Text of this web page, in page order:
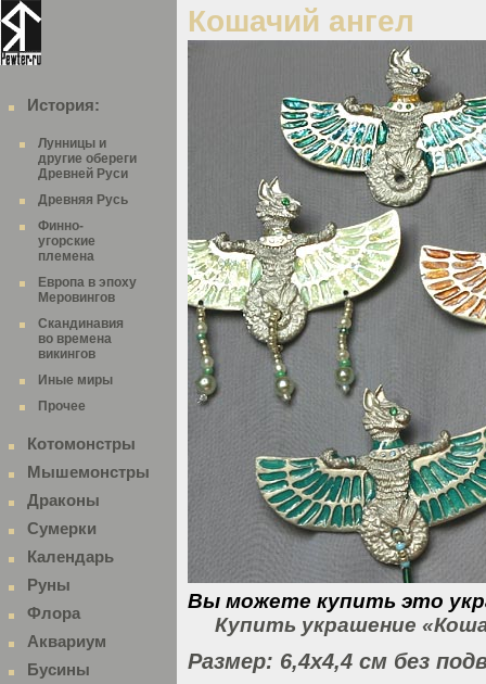
История:
Лунницы и
другие обереги
Древней Руси
Древняя Русь
Финно-
угорские
племена
Европа в эпоху
Меровингов
Скандинавия
во времена
викингов
Иные миры
Прочее
Котомонстры
Мышемонстры
Драконы
Сумерки
Календарь
Руны
Флора
Аквариум
Бусины
Кошачий ангел
Вы можете купить это
Купить украшение
Размер: 6,4х4,4 см без